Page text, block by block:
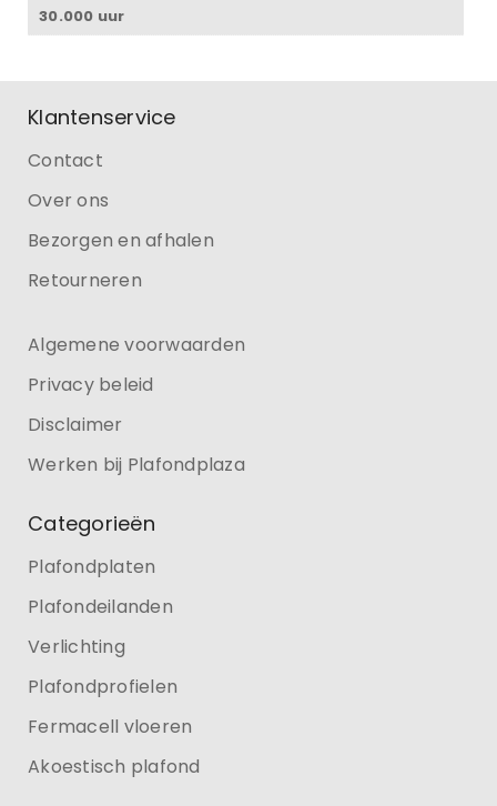
30.000 uur
Klantenservice
Contact
Over ons
Bezorgen en afhalen
Retourneren
Algemene voorwaarden
Privacy beleid
Disclaimer
Werken bij Plafondplaza
Categorieën
Plafondplaten
Plafondeilanden
Verlichting
Plafondprofielen
Fermacell vloeren
Akoestisch plafond